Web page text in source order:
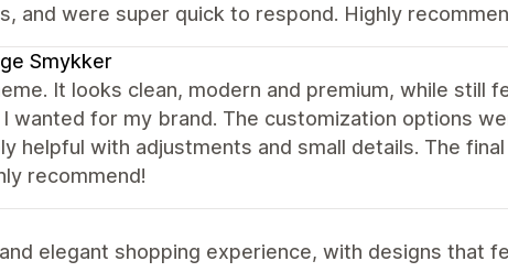
and were super quick to respond. Highly
Smykker
It looks clean, modern and premium, while still
for my brand. The customization options
helpful with adjustments and small details. The
recommend!
elegant shopping experience, with designs that